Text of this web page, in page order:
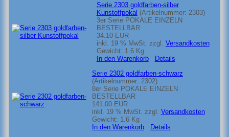
Serie 2303 goldfarben-silber
Kunstoffpokal (Artikelnummer: 2303)
3er Serie POKALE EINZELN
BESTELLBAR
34.10 EUR
inkl. 19 % MwSt. zzgl. Versandkosten
Gewicht: 1.6 Kg
In den Warenkorb
Details
Serie 2302 goldfarben-schwarz
(Artikelnummer: 2302)
8er Serie POKALE EINZELN
BESTELLBAR
141.00 EUR
inkl. 19 % MwSt. zzgl. Versandkosten
Gewicht: 1.6 Kg
In den Warenkorb
Details